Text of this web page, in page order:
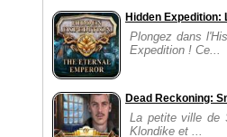
Hidden Expedition:
Plongez dans
Expedition ! Ce...
Dead Reckoning:
La petite ville de
Klondike et ...